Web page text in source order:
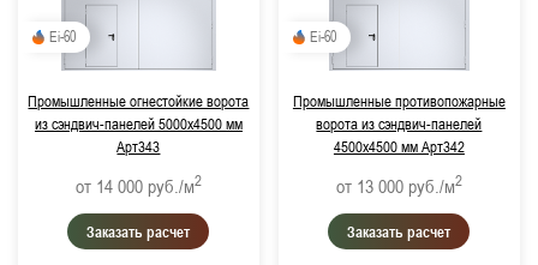
Ei-60
Промышленные огнестойкие ворота
из сэндвич-панелей 5000х4500 мм
Арт343
от 14 000 руб./м2
Заказать расчет
Ei-60
Промышленные противопожарные
ворота из сэндвич-панелей
4500х4500 мм Арт342
от 13 000 руб./м2
Заказать расчет